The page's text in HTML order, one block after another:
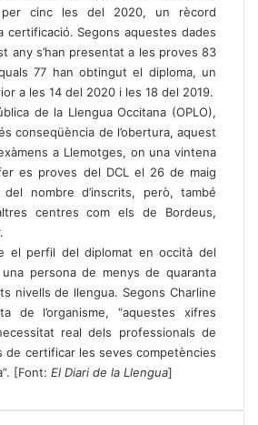
per cinc les del 2020, un rècord
certificació. Segons aquestes dades
any s’han presentat a les proves 83
77 han obtingut el diploma, un
a les 14 del 2020 i les 18 del 2019.
de la Llengua Occitana (OPLO),
conseqüència de l’obertura, aquest
a Llemotges, on una vintena
es proves del DCL el 26 de maig
del nombre d’inscrits, però, també
centres com els de Bordeus,
el perfil del diplomat en occità del
persona de menys de quaranta
nivells de llengua. Segons Charline
de l’organisme, “aquestes xifres
real dels professionals de
de certificar les seves competències
[Font: El Diari de la Llengua]